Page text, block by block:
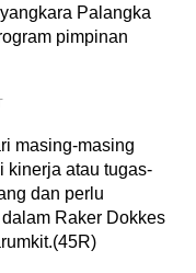
Palangka
pimpinan
masing-masing
kinerja atau tugas-
dan perlu
Raker Dokkes